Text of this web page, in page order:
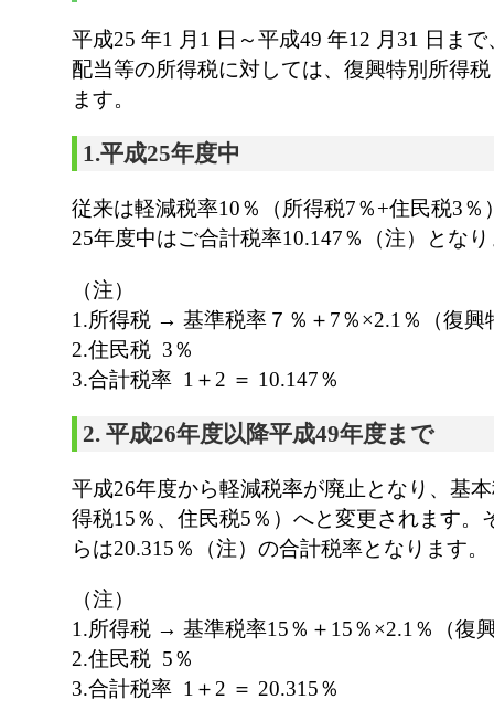
平成25 年1 月1 日～平成49 年12 月31 日ま
配当等の所得税に対しては、復興特別所得
ます。
1.平成25年度中
従来は軽減税率10％（所得税7％+住民税3
25年度中はご合計税率10.147％（注）とな
（注）
1.所得税 → 基準税率７％＋7％×2.1％（復
2.住民税 3％
3.合計税率 1＋2 ＝ 10.147％
2. 平成26年度以降平成49年度まで
平成26年度から軽減税率が廃止となり、基
得税15％、住民税5％）へと変更されます。
らは20.315％（注）の合計税率となります。
（注）
1.所得税 → 基準税率15％＋15％×2.1％（
2.住民税 5％
3.合計税率 1＋2 ＝ 20.315％